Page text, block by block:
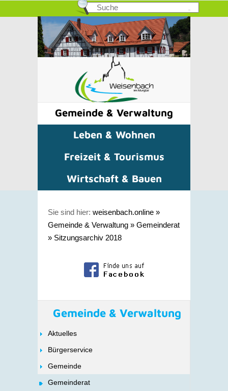
Gemeinde & Verwaltung
Leben & Wohnen
Freizeit & Tourismus
Wirtschaft & Bauen
Sie sind hier: weisenbach.online »
Gemeinde & Verwaltung » Gemeinderat
» Sitzungsarchiv 2018
Gemeinde & Verwaltung
Aktuelles
Bürgerservice
Gemeinde
Gemeinderat